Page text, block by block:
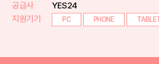
공급사
YES24
지원기기
PC PHONE